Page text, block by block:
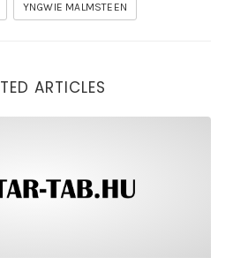
YNGWIE MALMSTEEN
ARTICLES